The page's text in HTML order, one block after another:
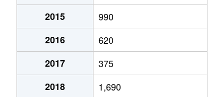
2015
990
2016
620
2017
375
2018
1,690